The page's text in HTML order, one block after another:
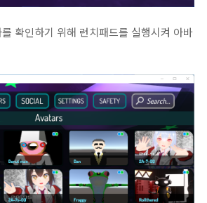
확인하기 위해 런치패드를 실행시켜 아바